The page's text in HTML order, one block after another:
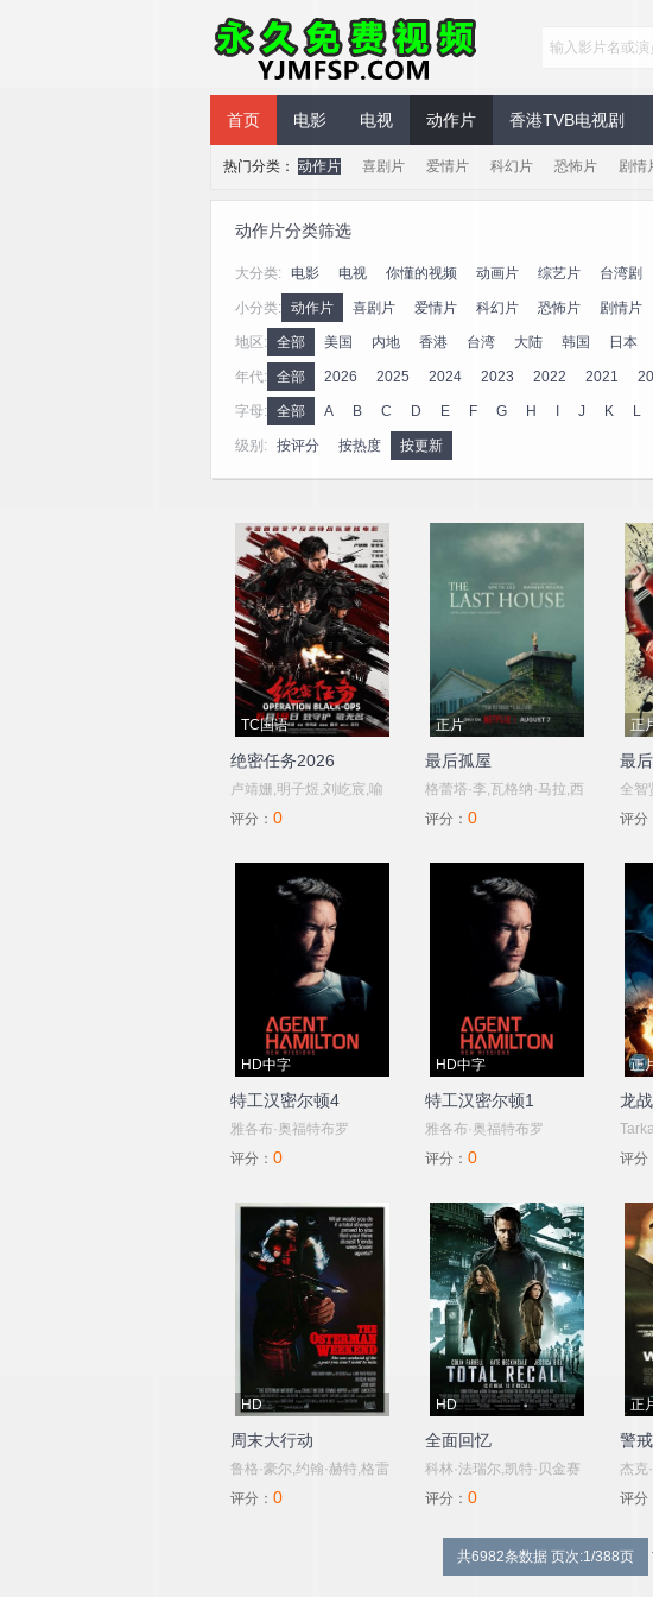
永久免费视频
首页 电影 电视 动作片 香港TVB电视剧
热门分类： 动作片 喜剧片 爱情片 科幻片 恐怖片 剧情
动作片分类筛选
大分类: 电影 电视 你懂的视频 动画片 综艺片 台湾剧
小分类: 动作片 喜剧片 爱情片 科幻片 恐怖片 剧情片
地区: 全部 美国 内地 香港 台湾 大陆 韩国 日本
年代: 全部 2026 2025 2024 2023 2022 2021
字母: 全部 A B C D E F G H J K L
级别: 按评分 按热度 按更新
TC国语
绝密任务2026
卢靖姗,明子煜,刘屹宸,喻
亢,蒋璐霞,周惠林,陶慧敏,
菁,余文乐,于晓光,于文文,
朱庭辰,褚旭,王若麟,常丹
丹,叶彤,亮月儿,尚馨,朱烁
燃,潘羞月,王飞斐,金丽慧
子,凡尼达·宾蒂·伊姆兰,杰
布,Keno
评分： 0
正片
最后孤屋
格蕾塔·李,瓦格纳·马拉,西
德·爱德华兹,刘易斯·古迪,
温,陶妮·丰塔纳,杰德·奥金,
奥利弗·亨利·阿诺德,加百
列·钟,费莉西蒂·鲍
恩,Riley,Chung,艾玛·霍,
诺亚·亚历山大·索斯诺夫
评分： 0
正
最
全智
玛歇
评分
HD中字
特工汉密尔顿4
雅各布·奥福特布罗
评分： 0
HD中字
特工汉密尔顿1
雅各布·奥福特布罗
评分： 0
正
龙
评分
HD
周末大行动
鲁格·豪尔,约翰·赫特,格雷
格·T·尼尔森,伯特·兰卡斯
评分： 0
HD
全面回忆
科林·法瑞尔,凯特·贝金赛
尔,杰西卡·贝尔,布莱恩·科
比尔·奈伊,约翰·赵,李威尹,
评分： 0
正
警
杰克
纳,安
评分
共6982条数据 页次:1/388页